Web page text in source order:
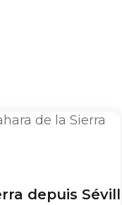
depuis Séville